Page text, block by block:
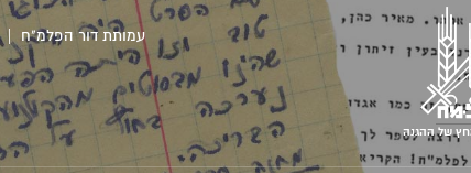
של ההגנה
עמותת דור הפלמ"ח